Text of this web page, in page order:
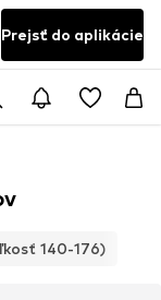
Prejsť do aplikácie
140-176)